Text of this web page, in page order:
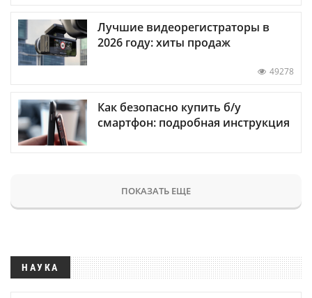
Лучшие видеорегистраторы в
2026 году: хиты продаж
49278
Как безопасно купить б/у
смартфон: подробная инструкция
ПОКАЗАТЬ ЕЩЕ
НАУКА